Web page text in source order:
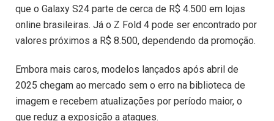
que o Galaxy S24 parte de cerca de R$ 4.500 em lojas
online brasileiras. Já o Z Fold 4 pode ser encontrado por
valores próximos a R$ 8.500, dependendo da promoção.
Embora mais caros, modelos lançados após abril de
2025 chegam ao mercado sem o erro na biblioteca de
imagem e recebem atualizações por período maior, o
que reduz a exposição a ataques.